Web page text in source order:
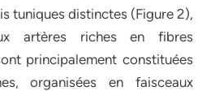
tuniques distinctes (Figure 2),
artères riches en fibres
principalement constituées
organisées en faisceaux